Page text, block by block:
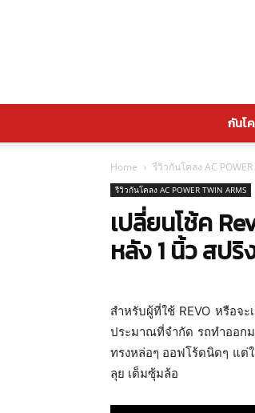
กันโ
Home รีวิวกันโคลง AC POWER
รีวิวกันโคลง AC POWER TWIN ARMS
เปลี่ยนโช้ค
หลัง 1 นิ้ว สปริ
สำหรับผู้ที่ใช้ REVO หรือจ
ประมาณที่จำกัด รถทำออก
ทรงหล่อๆ ออฟโร้ดนิดๆ แต่
ลุย เต็มซุ้มล้อ